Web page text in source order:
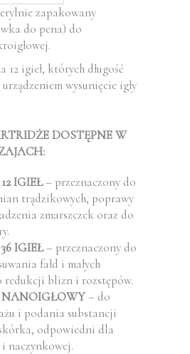
zapakowany
do pena) do
igieł, których długość
wysunięcie igły
DOSTĘPNE W
IGIEŁ– przeznaczony do
trądzikowych, poprawy
zmarszczek oraz do
IGIEŁ– przeznaczony do
fałd i małych
redukcji blizn i rozstępów.
– do
i podania substancji
odpowiedni dla
naczynkowej.